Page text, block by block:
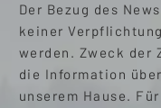
Der Bezug des
keiner
werden. Zweck der
die Information
unserem Hause.